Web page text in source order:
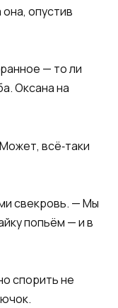
опустив
— то ли
Оксана на
всё‑таки
свекровь. — Мы
попьём — и в
спорить не